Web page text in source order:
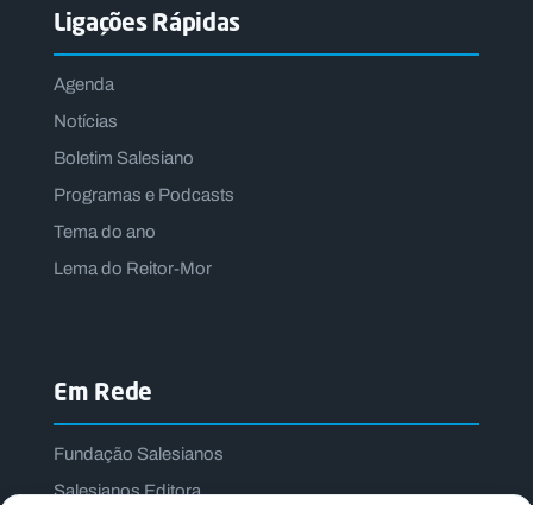
Ligações Rápidas
Agenda
Notícias
Boletim Salesiano
Programas e Podcasts
Tema do ano
Lema do Reitor-Mor
Em Rede
Fundação Salesianos
Salesianos Editora